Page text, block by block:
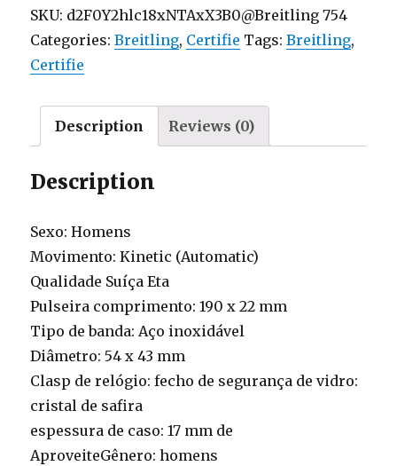
de
aço
inoxidável
aço
inoxidável
branco
quantity
SKU: d2F0Y2hlc18xNTAxX3B0@Breitling 754
Categories:Breitling, Certifie Tags:Breitling,
Certifie
Description Reviews (0)
Description
Sexo: Homens
Movimento: Kinetic (Automatic)
Qualidade Suíça Eta
Pulseira comprimento: 190 x 22 mm
Tipo de banda: Aço inoxidável
Diâmetro: 54 x 43 mm
Clasp de relógio: fecho de segurança de vidro:
cristal de safira
espessura de caso: 17 mm de
AproveiteGênero: homens